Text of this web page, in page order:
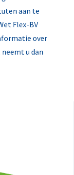
aan te
Flex-BV
over
u dan